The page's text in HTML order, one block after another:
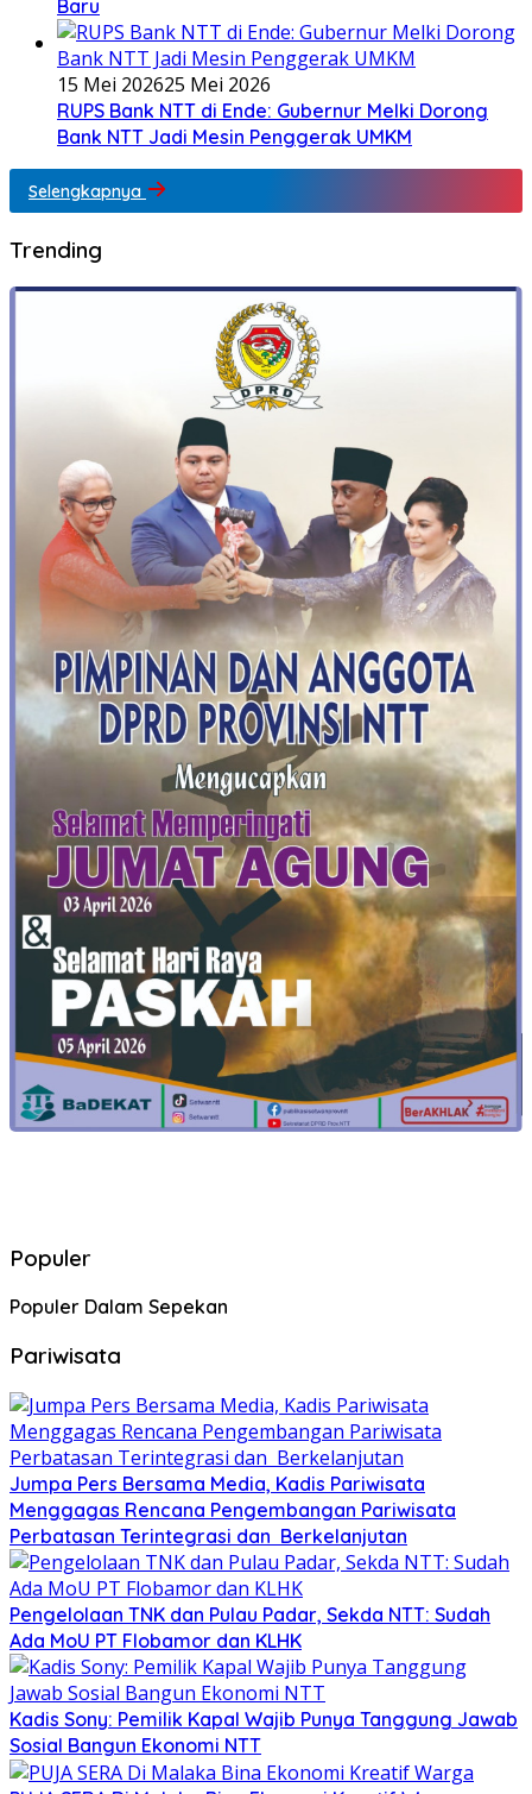
Baru
15 Mei 202625 Mei 2026
RUPS Bank NTT di Ende: Gubernur Melki Dorong
Bank NTT Jadi Mesin Penggerak UMKM
Selengkapnya
Trending
Populer
Populer Dalam Sepekan
Pariwisata
Jumpa Pers Bersama Media, Kadis Pariwisata
Menggagas Rencana Pengembangan Pariwisata
Perbatasan Terintegrasi dan Berkelanjutan
Pengelolaan TNK dan Pulau Padar, Sekda NTT: Sudah
Ada MoU PT Flobamor dan KLHK
Kadis Sony: Pemilik Kapal Wajib Punya Tanggung Jawab
Sosial Bangun Ekonomi NTT